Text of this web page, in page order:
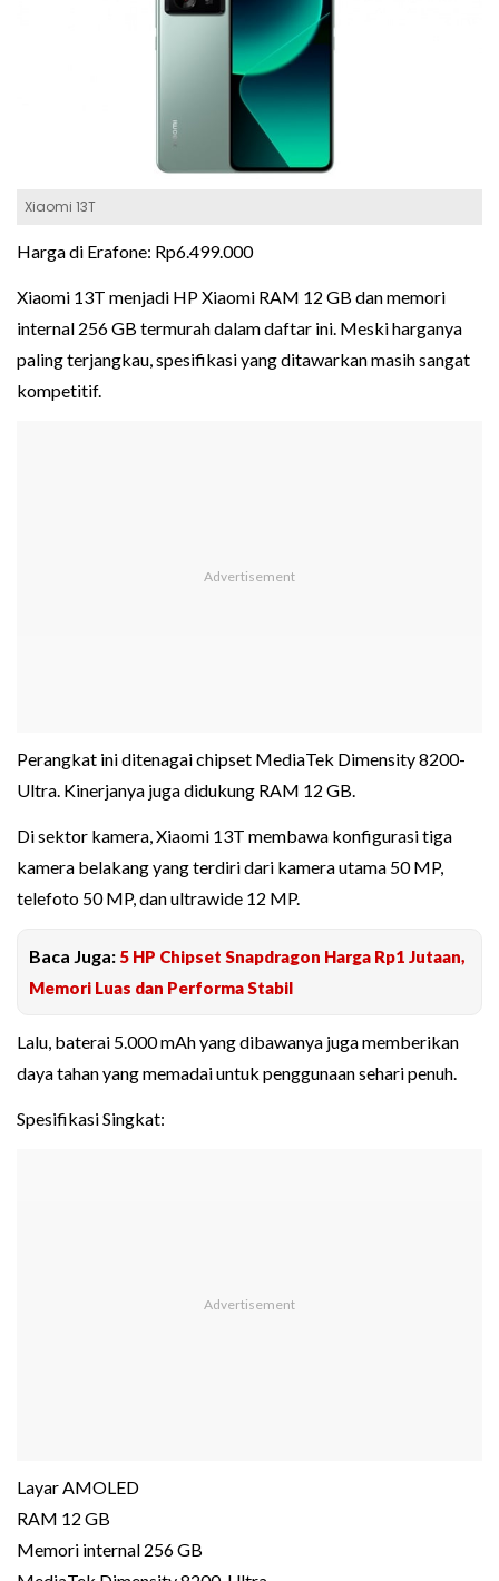
Xiaomi 13T
Harga di Erafone: Rp6.499.000
Xiaomi 13T menjadi HP Xiaomi RAM 12 GB dan memori
internal 256 GB termurah dalam daftar ini. Meski harganya
paling terjangkau, spesifikasi yang ditawarkan masih sangat
kompetitif.
Perangkat ini ditenagai chipset MediaTek Dimensity 8200-
Ultra. Kinerjanya juga didukung RAM 12 GB.
Di sektor kamera, Xiaomi 13T membawa konfigurasi tiga
kamera belakang yang terdiri dari kamera utama 50 MP,
telefoto 50 MP, dan ultrawide 12 MP.
Baca Juga: 5 HP Chipset Snapdragon Harga Rp1 Jutaan,
Memori Luas dan Performa Stabil
Lalu, baterai 5.000 mAh yang dibawanya juga memberikan
daya tahan yang memadai untuk penggunaan sehari penuh.
Spesifikasi Singkat:
Layar AMOLED
RAM 12 GB
Memori internal 256 GB